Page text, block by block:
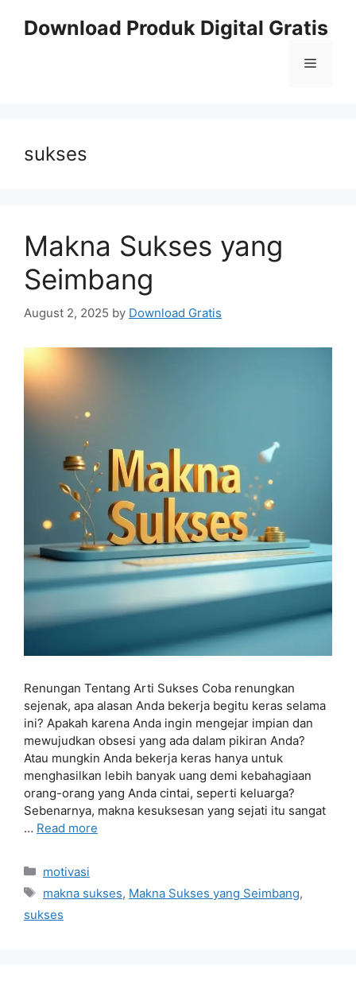
Download Produk Digital Gratis
Menu
sukses
Makna Sukses yang
Seimbang
August 2, 2025 by Download Gratis
Renungan Tentang Arti Sukses Coba renungkan
sejenak, apa alasan Anda bekerja begitu keras selama
ini? Apakah karena Anda ingin mengejar impian dan
mewujudkan obsesi yang ada dalam pikiran Anda?
Atau mungkin Anda bekerja keras hanya untuk
menghasilkan lebih banyak uang demi kebahagiaan
orang-orang yang Anda cintai, seperti keluarga?
Sebenarnya, makna kesuksesan yang sejati itu sangat
… Read more
Categories
motivasi
Tags
makna sukses, Makna Sukses yang Seimbang,
sukses